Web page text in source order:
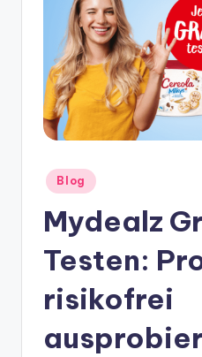
Posted
in
Blog
Mydealz
Testen:
risikofrei